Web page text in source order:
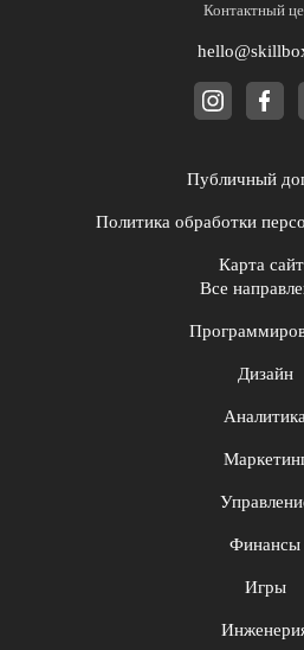
Контактный
Публичный
Политика обработки
Карта
Все
Дизайн
Финансы
Игры